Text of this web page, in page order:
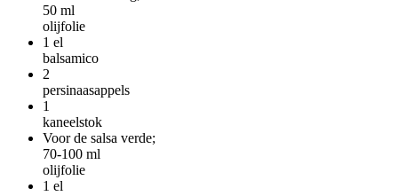
50 ml
olijfolie
1 el
balsamico
2
persinaasappels
1
kaneelstok
Voor de salsa verde;
70-100 ml
olijfolie
1 el